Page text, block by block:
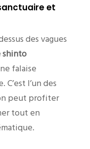
et
des vagues
shinto
falaise
l’un des
peut profiter
tout en